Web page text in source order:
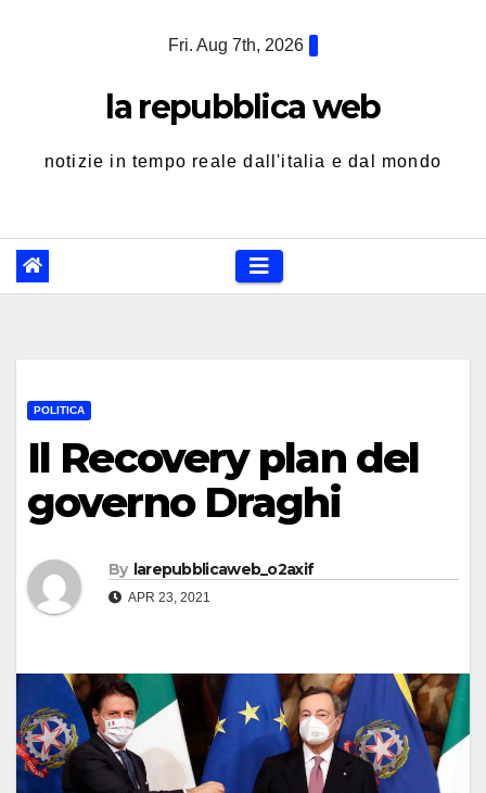
Fri. Aug 7th, 2026
la repubblica web
notizie in tempo reale dall'italia e dal mondo
POLITICA
Il Recovery plan del
governo Draghi
By larepubblicaweb_o2axif
APR 23, 2021